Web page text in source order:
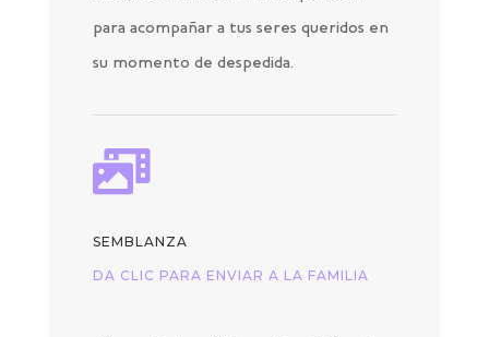
para acompañar a tus seres queridos en
su momento de despedida.

SEMBLANZA
DA CLIC PARA ENVIAR A LA FAMILIA